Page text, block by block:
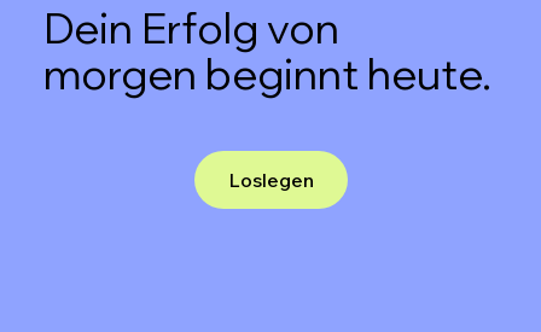
Dein Erfolg von
morgen beginnt heute.
Loslegen